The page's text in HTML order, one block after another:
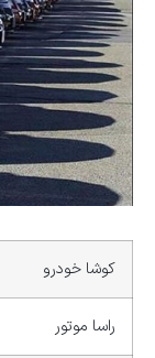
کوشا خودرو
راسا موتور